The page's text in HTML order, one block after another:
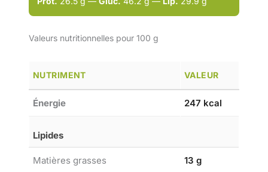
Valeurs nutritionnelles pour 100 g
NUTRIMENT VALEUR
Énergie 247 kcal
Lipides
Matières grasses 13 g